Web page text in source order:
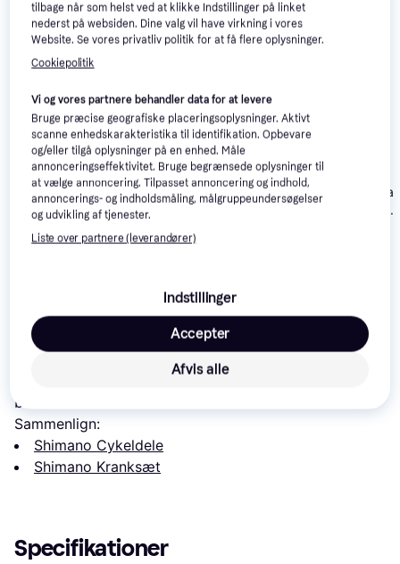
Se vores forslag til andre produkter, der matcher dine
interesser. Vis alle
Shimano Ultegra
R8100 12-Speed
R8100 52/36 175mm
Shimano
Læs om produktet
Shimano Ultegra FC-R8000 52/36
blandt
Sammenlign:
Shimano Cykeldele
Shimano Kranksæt
Specifikationer
tilbage når som helst ved at klikke Indstillinger på linket
nederst på websiden. Dine valg vil have virkning i vores
Website. Se vores privatliv politik for at få flere oplysninger.
Cookiepolitik
Vi og vores partnere behandler data for at levere
Bruge præcise geografiske placeringsoplysninger. Aktivt
scanne enhedskarakteristika til identifikation. Opbevare
og/eller tilgå oplysninger på en enhed. Måle
annonceringseffektivitet. Bruge begrænsede oplysninger til
at vælge annoncering. Tilpasset annoncering og indhold,
annoncerings- og indholdsmåling, målgruppeundersøgelser
og udvikling af tjenester.
Liste over partnere (leverandører)
Indstillinger
Afvis alle
Accepter